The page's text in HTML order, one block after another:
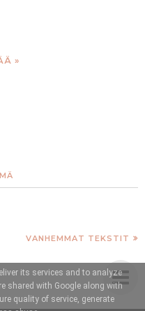
»
VANHEMMAT TEKSTIT
its services and to analyze
shared with Google along with
quality of service, generate